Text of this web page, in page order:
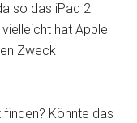
so das iPad 2
hat Apple
Zweck
Könnte das